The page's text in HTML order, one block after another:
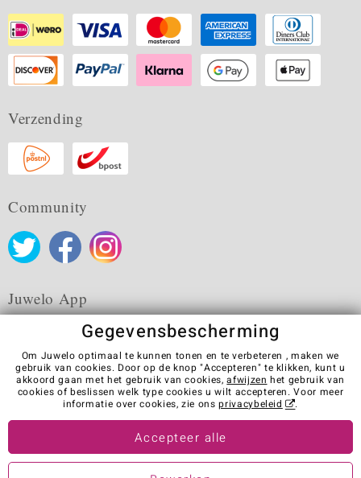
Verzending
Community
Juwelo App
Algemene verkoopvoorwaarden Privacybeleid
Cookies
Colofon
Contact
Contract herroepen
Visit our stores in other countries:
Gegevensbescherming
Om Juwelo optimaal te kunnen tonen en te verbeteren , maken we
gebruik van cookies. Door op de knop "Accepteren" te klikken, kunt u
akkoord gaan met het gebruik van cookies,afwijzen het gebruik van
cookies of beslissen welk type cookies u wilt accepteren. Voor meer
informatie over cookies, zie onsprivacybeleid .
Accepteer alle